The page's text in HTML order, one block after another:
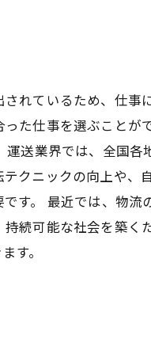
れているため、仕事
た仕事を選ぶことが
送業界では、全国各
クニックの向上や、
す。 最近では、物流
続可能な社会を築く
す。